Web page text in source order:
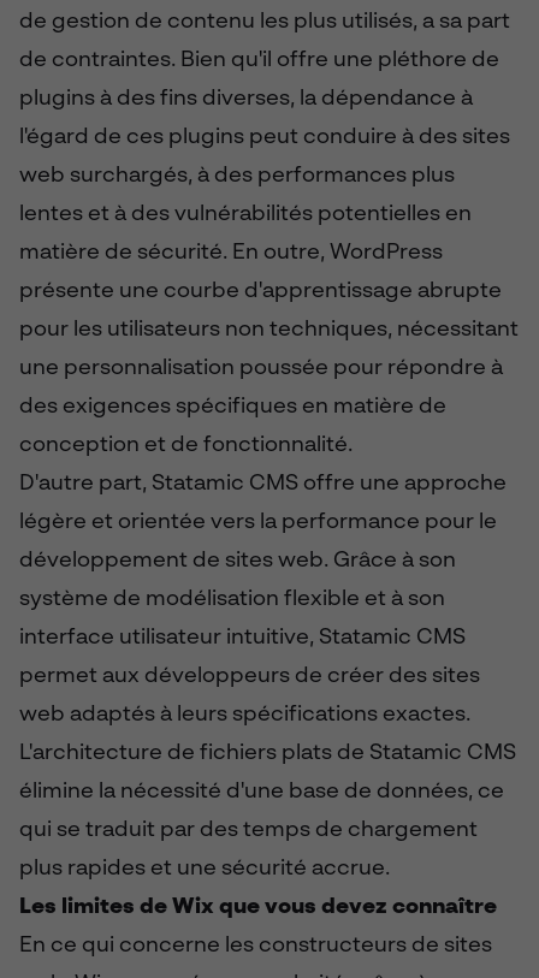
de gestion de contenu les plus utilisés, a sa part
de contraintes. Bien qu'il offre une pléthore de
plugins à des fins diverses, la dépendance à
l'égard de ces plugins peut conduire à des sites
web surchargés, à des performances plus
lentes et à des vulnérabilités potentielles en
matière de sécurité. En outre, WordPress
présente une courbe d'apprentissage abrupte
pour les utilisateurs non techniques, nécessitant
une personnalisation poussée pour répondre à
des exigences spécifiques en matière de
conception et de fonctionnalité.
D'autre part, Statamic CMS offre une approche
légère et orientée vers la performance pour le
développement de sites web. Grâce à son
système de modélisation flexible et à son
interface utilisateur intuitive, Statamic CMS
permet aux développeurs de créer des sites
web adaptés à leurs spécifications exactes.
L'architecture de fichiers plats de Statamic CMS
élimine la nécessité d'une base de données, ce
qui se traduit par des temps de chargement
plus rapides et une sécurité accrue.
Les limites de Wix que vous devez connaître
En ce qui concerne les constructeurs de sites